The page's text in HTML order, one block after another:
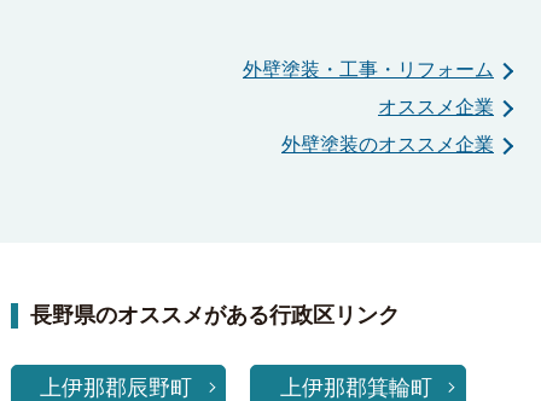
外壁塗装・工事・リフォーム
オススメ企業
外壁塗装のオススメ企業
長野県のオススメがある行政区リンク
上伊那郡辰野町 上伊那郡箕輪町